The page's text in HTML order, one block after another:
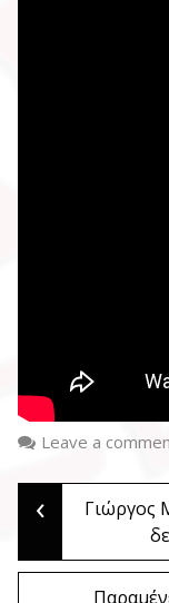
Leave a
Post
‹
Γιώργος